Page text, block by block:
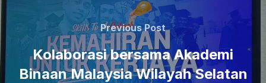
Previous Post
Kolaborasi bersama Akademi
Binaan Malaysia Wilayah Selatan